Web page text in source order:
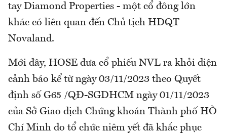
tay Diamond Properties - một cổ đông lớn
khác có liên quan đến Chủ tịch HĐQT
Novaland.
Mới đây, HOSE đưa cổ phiếu NVL ra khỏi diện
cảnh báo kể từ ngày 03/11/2023 theo Quyết
định số G65 /QĐ-SGDHCM ngày 01/11/2023
của Sở Giao dịch Chứng khoán Thành phố HÒ
Chí Minh do tổ chức niêm yết đã khắc phục